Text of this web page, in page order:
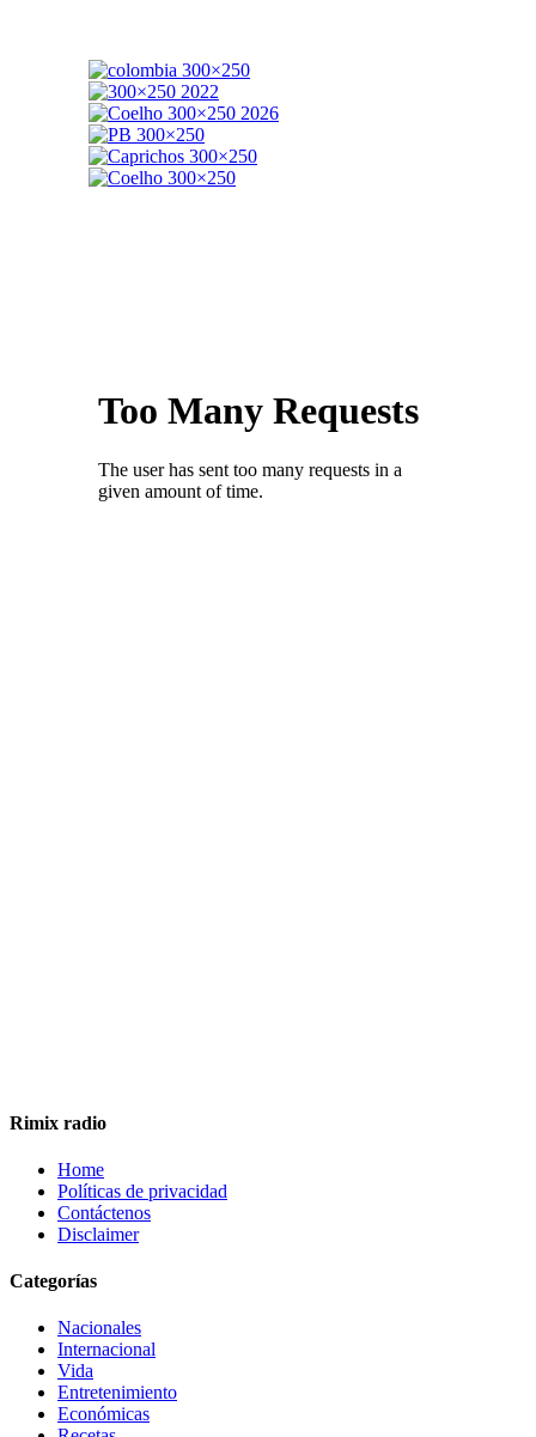
Rimix radio
Home
Políticas de privacidad
Contáctenos
Disclaimer
Categorías
Nacionales
Internacional
Vida
Entretenimiento
Económicas